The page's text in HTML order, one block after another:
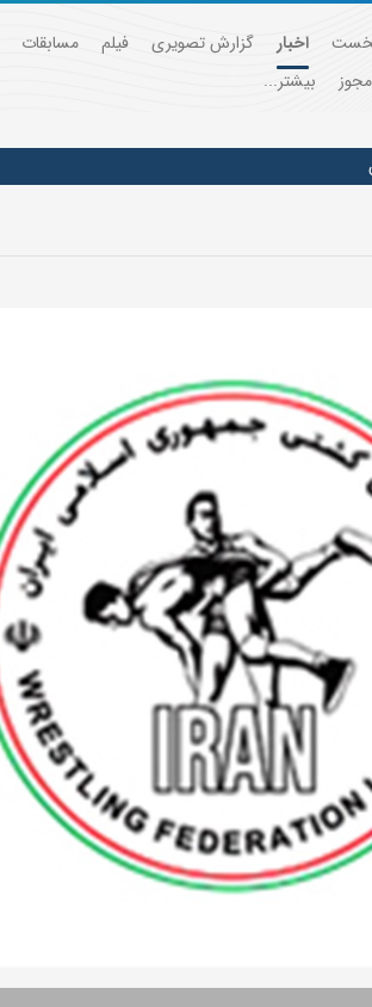
اخبار گزارش تصویری فیلم مسابقات
بیشتر...